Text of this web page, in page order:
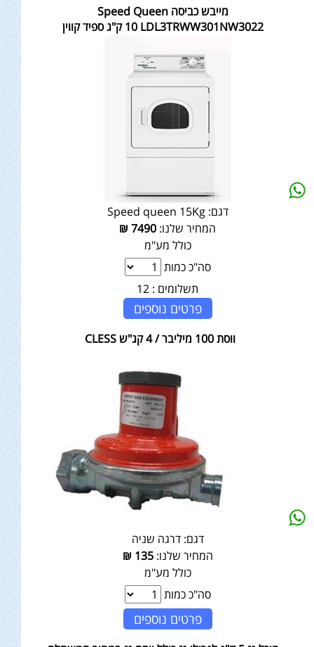
מייבש כביסה Speed Queen
LDL3TRWW301NW3022 ‏10 ‏ק"ג ספיד קווין
דגם: Speed queen 15Kg
המחיר שלנו: 7490
₪
כולל מע"מ
סה"כ כמות
תשלומים : 12
פרטים נוספים
ווסת 100 מיליבר / 4 קג"ש CLESS
דגם: דרגה שניה
המחיר שלנו:135
₪
כולל מע"מ
סה"כ כמות
פרטים נוספים